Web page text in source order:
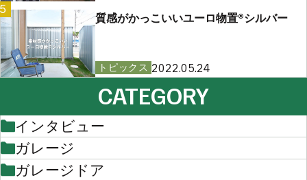
質感がかっこいいユーロ物置®︎シルバー
トピックス 2022.05.24
CATEGORY
インタビュー
ガレージ
ガレージドア